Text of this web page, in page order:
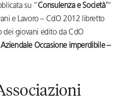
su “Consulenza e Società’“
e Lavoro – CdO 2012 libretto
dei giovani edito da CdO
Occasione imperdibile –